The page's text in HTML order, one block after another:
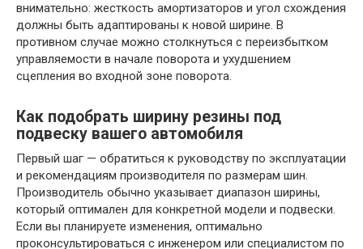
внимательно: жесткость амортизаторов и угол схождения
должны быть адаптированы к новой ширине. В
противном случае можно столкнуться с переизбытком
управляемости в начале поворота и ухудшением
сцепления во входной зоне поворота.
Как подобрать ширину резины под
подвеску вашего автомобиля
Первый шаг — обратиться к руководству по эксплуатации
и рекомендациям производителя по размерам шин.
Производитель обычно указывает диапазон ширины,
который оптимален для конкретной модели и подвески.
Если вы планируете изменения, оптимально
проконсультироваться с инженером или специалистом по